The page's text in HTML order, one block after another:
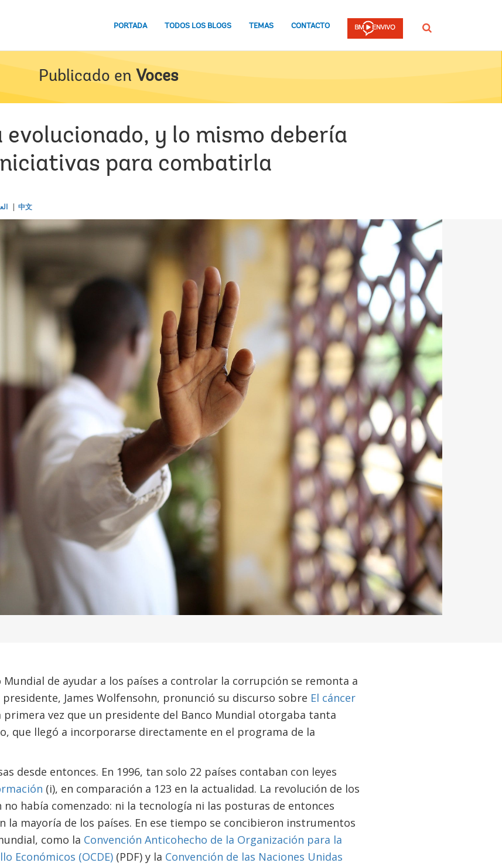
PORTADA TODOS LOS BLOGS TEMAS CONTACTO Buscar
Publicado en Voces
y lo mismo debería
para combatirla
中文
Mundial de ayudar a los países a controlar la corrupción se remonta a
presidente, James Wolfensohn, pronunció su discurso sobre El cáncer
primera vez que un presidente del Banco Mundial otorgaba tanta
que llegó a incorporarse directamente en el programa de la
desde entonces. En 1996, tan solo 22 países contaban con leyes
(i), en comparación a 123 en la actualidad. La revolución de los
no había comenzado: ni la tecnología ni las posturas de entonces
la mayoría de los países. En ese tiempo se concibieron instrumentos
como la Convención Anticohecho de la Organización para la
Económicos (OCDE)(PDF) y la Convención de las Naciones Unidas